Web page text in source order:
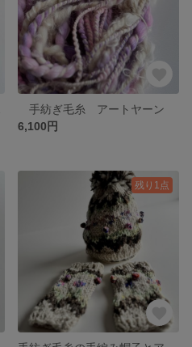
手紡ぎ毛糸 アートヤーン
6,100円
残り1点